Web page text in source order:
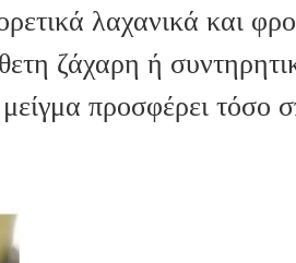
λαχανικά και
ζάχαρη ή
προσφέρει τόσο